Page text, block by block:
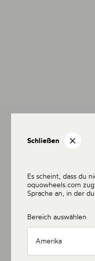
Schließen
Es scheint, dass du
oquowheels.com
Sprache an, in der
Bereich auswählen
Amerika